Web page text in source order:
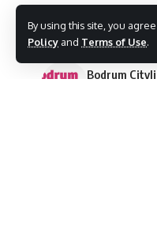
By using this site, you
Policy and Terms of Use.
UBER
Bodrum